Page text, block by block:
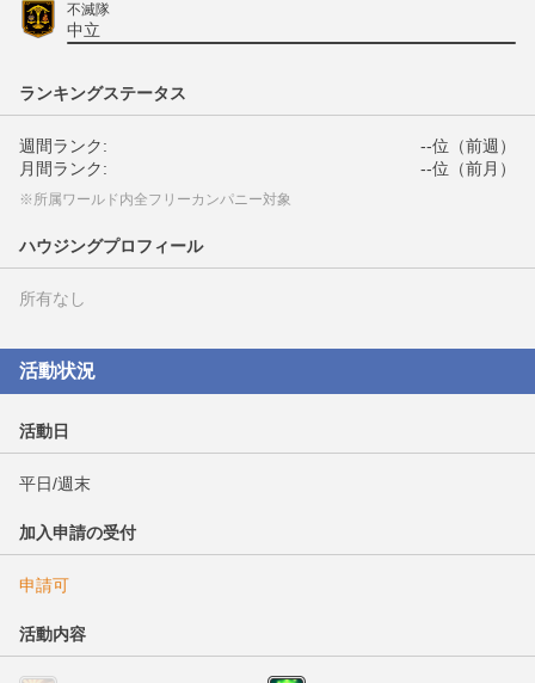
不滅隊
中立
ランキングステータス
週間ランク:
--位（前週）
月間ランク:
--位（前月）
※所属ワールド内全フリーカンパニー対象
ハウジングプロフィール
所有なし
活動状況
活動日
平日/週末
加入申請の受付
申請可
活動内容